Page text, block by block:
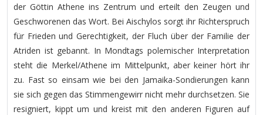
der Göttin Athene ins Zentrum und erteilt den Zeugen und
Geschworenen das Wort. Bei Aischylos sorgt ihr Richterspruch
für Frieden und Gerechtigkeit, der Fluch über der Familie der
Atriden ist gebannt. In Mondtags polemischer Interpretation
steht die Merkel/Athene im Mittelpunkt, aber keiner hört ihr
zu. Fast so einsam wie bei den Jamaika-Sondierungen kann
sie sich gegen das Stimmengewirr nicht mehr durchsetzen. Sie
resigniert, kippt um und kreist mit den anderen Figuren auf